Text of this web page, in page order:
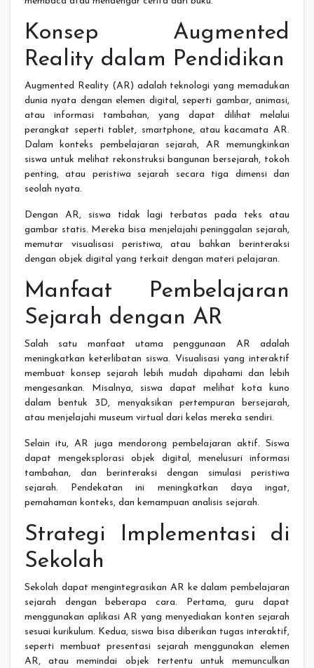
Konsep Augmented
Reality dalam Pendidikan
Augmented Reality (AR) adalah teknologi yang memadukan
dunia nyata dengan elemen digital, seperti gambar, animasi,
atau informasi tambahan, yang dapat dilihat melalui
perangkat seperti tablet, smartphone, atau kacamata AR.
Dalam konteks pembelajaran sejarah, AR memungkinkan
siswa untuk melihat rekonstruksi bangunan bersejarah, tokoh
penting, atau peristiwa sejarah secara tiga dimensi dan
seolah nyata.
Dengan AR, siswa tidak lagi terbatas pada teks atau
gambar statis. Mereka bisa menjelajahi peninggalan sejarah,
memutar visualisasi peristiwa, atau bahkan berinteraksi
dengan objek digital yang terkait dengan materi pelajaran.
Manfaat Pembelajaran
Sejarah dengan AR
Salah satu manfaat utama penggunaan AR adalah
meningkatkan keterlibatan siswa. Visualisasi yang interaktif
membuat konsep sejarah lebih mudah dipahami dan lebih
mengesankan. Misalnya, siswa dapat melihat kota kuno
dalam bentuk 3D, menyaksikan pertempuran bersejarah,
atau menjelajahi museum virtual dari kelas mereka sendiri.
Selain itu, AR juga mendorong pembelajaran aktif. Siswa
dapat mengeksplorasi objek digital, menelusuri informasi
tambahan, dan berinteraksi dengan simulasi peristiwa
sejarah. Pendekatan ini meningkatkan daya ingat,
pemahaman konteks, dan kemampuan analisis sejarah.
Strategi Implementasi di
Sekolah
Sekolah dapat mengintegrasikan AR ke dalam pembelajaran
sejarah dengan beberapa cara. Pertama, guru dapat
menggunakan aplikasi AR yang menyediakan konten sejarah
sesuai kurikulum. Kedua, siswa bisa diberikan tugas interaktif,
seperti membuat presentasi sejarah menggunakan elemen
AR, atau memindai objek tertentu untuk memunculkan